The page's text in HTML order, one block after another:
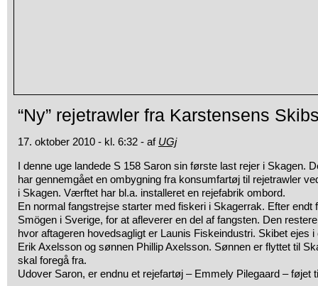
“Ny” rejetrawler fra Karstensens
17. oktober 2010 - kl. 6:32 - af UGj
I denne uge landede S 158 Saron sin første last rejer i Skagen.
har gennemgået en ombygning fra konsumfartøj til rejetrawler
i Skagen. Værftet har bl.a. installeret en rejefabrik ombord.
En normal fangstrejse starter med fiskeri i Skagerrak. Efter endt
Smögen i Sverige, for at afleverer en del af fangsten. Den
hvor aftageren hovedsagligt er Launis Fiskeindustri. Skibet ejes
Erik Axelsson og sønnen Phillip Axelsson. Sønnen er flyttet til
skal foregå fra.
Udover Saron, er endnu et rejefartøj – Emmely Pilegaard – føjet